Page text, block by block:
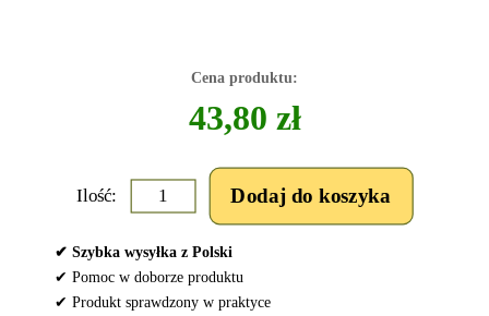
Cena produktu:
43,80 zł
Ilość:
✔ Szybka wysyłka z Polski
✔ Pomoc w doborze produktu
✔ Produkt sprawdzony w praktyce